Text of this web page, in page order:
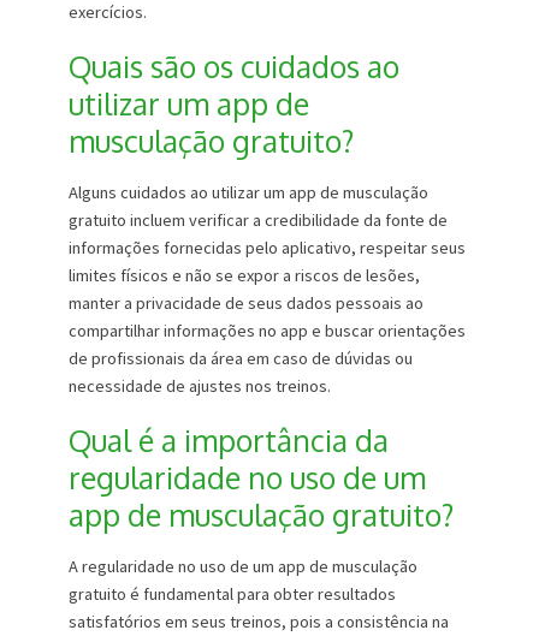
exercícios.
Quais são os cuidados ao
utilizar um app de
musculação gratuito?
Alguns cuidados ao utilizar um app de musculação
gratuito incluem verificar a credibilidade da fonte de
informações fornecidas pelo aplicativo, respeitar seus
limites físicos e não se expor a riscos de lesões,
manter a privacidade de seus dados pessoais ao
compartilhar informações no app e buscar orientações
de profissionais da área em caso de dúvidas ou
necessidade de ajustes nos treinos.
Qual é a importância da
regularidade no uso de um
app de musculação gratuito?
A regularidade no uso de um app de musculação
gratuito é fundamental para obter resultados
satisfatórios em seus treinos, pois a consistência na